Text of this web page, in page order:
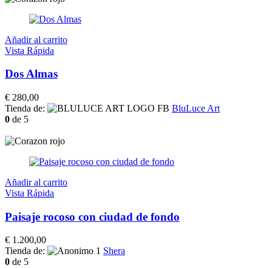
Añadir al carrito
Vista Rápida
Dos Almas
€ 280,00
Tienda de:
BluLuce Art
0 de 5
Añadir al carrito
Vista Rápida
Paisaje rocoso con ciudad de fondo
€ 1.200,00
Tienda de:
Shera
0 de 5